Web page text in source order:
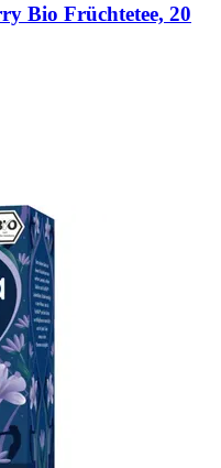
Bio Früchtetee, 20